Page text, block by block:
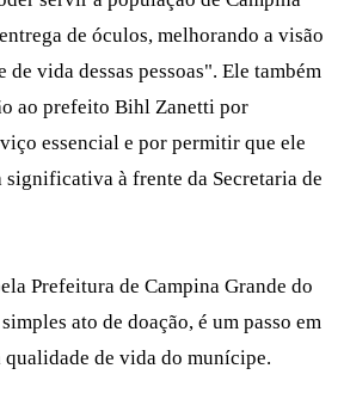
de óculos, melhorando a visão
de vida dessas pessoas". Ele também
ao prefeito Bihl Zanetti por
essencial e por permitir que ele
à frente da Secretaria de
Prefeitura de Campina Grande do
ato de doação, é um passo em
de vida do munícipe.